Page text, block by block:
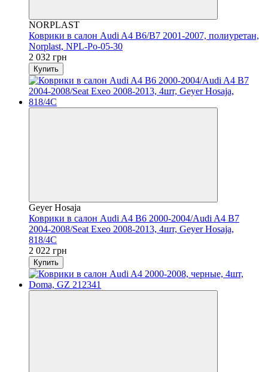
NORPLAST
Коврики в салон Audi A4 B6/B7 2001-2007, полиуретан,
Norplast, NPL-Po-05-30
2 032 грн
Купить
Geyer Hosaja
Коврики в салон Audi A4 B6 2000-2004/Audi A4 B7
2004-2008/Seat Exeo 2008-2013, 4шт, Geyer Hosaja,
818/4C
2 022 грн
Купить